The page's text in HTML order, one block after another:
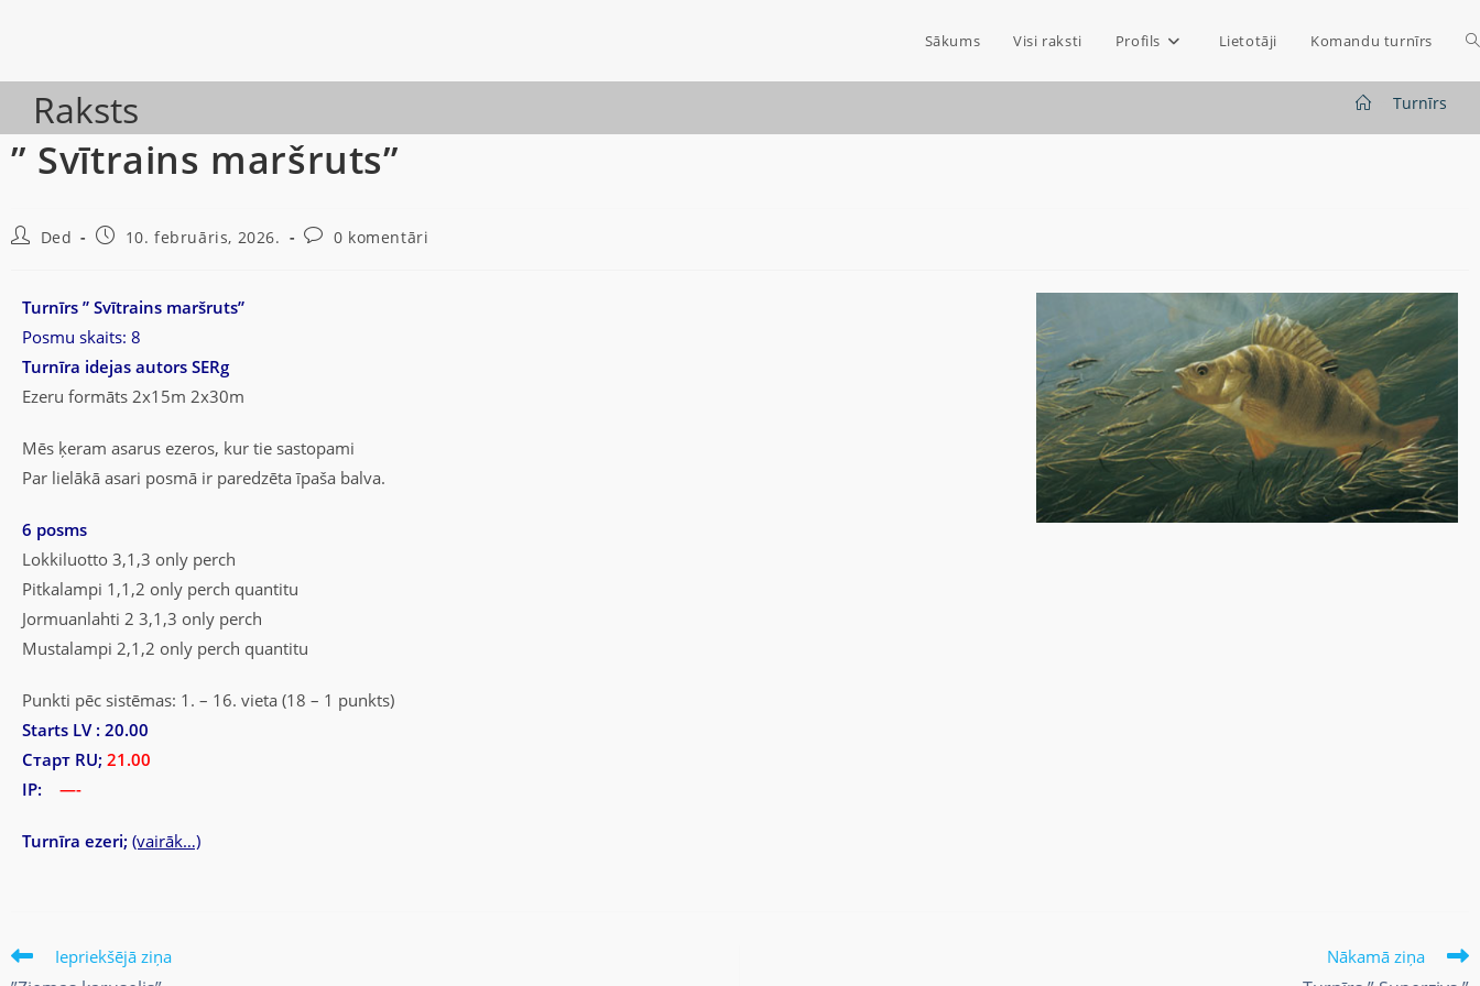
Sākums Visi raksti Profils Lietotāji Komandu turnīrs
Raksts Turnīrs
” Svītrains maršruts”
Ded 10. februāris, 2026. 0 komentāri
Тurnīrs ” Svītrains maršruts”
Posmu skaits: 8
Turnīra idejas autors SERg
Ezeru formāts 2x15m 2x30m
Mēs ķeram asarus ezeros, kur tie sastopami
Par lielākā asari posmā ir paredzēta īpaša balva.
6 posms
Lokkiluotto 3,1,3 only perch
Pitkalampi 1,1,2 only perch quantitu
Jormuanlahti 2 3,1,3 only perch
Mustalampi 2,1,2 only perch quantitu
Punkti pēc sistēmas: 1. – 16. vieta (18 – 1 punkts)
Starts LV : 20.00
Старт RU; 21.00
IP:
—-
Turnīra ezeri; (vairāk…)
Iepriekšējā ziņa Nākamā ziņa